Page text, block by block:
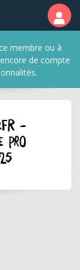
membre ou à
de compte
-
Pro